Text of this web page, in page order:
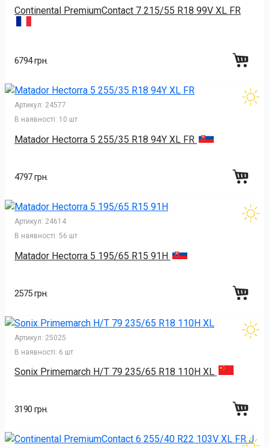
Continental PremiumContact 7 215/55 R18 99V XL FR
6794 грн.
Артикул: 24577
В наявності: 10 шт
Matador Hectorra 5 255/35 R18 94Y XL FR
4797 грн.
Артикул: 24614
В наявності: 56 шт
Matador Hectorra 5 195/65 R15 91H
2575 грн.
Артикул: 25025
В наявності: 6 шт
Sonix Primemarch H/T 79 235/65 R18 110H XL
3190 грн.